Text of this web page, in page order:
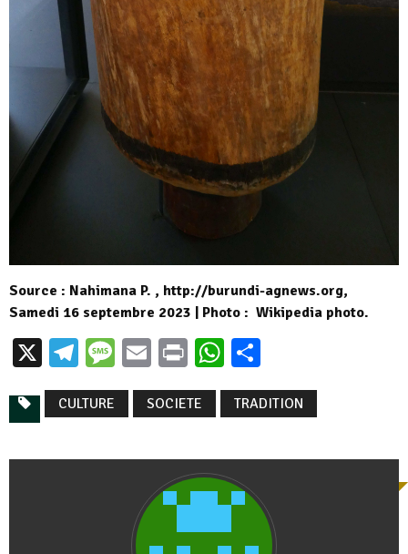
Source : Nahimana P. , http://burundi-agnews.org,
Samedi 16 septembre 2023 | Photo : Wikipedia photo.
X Telegram
Message
EmailPrintWhatsApp
CULTURE SOCIETE TRADITION